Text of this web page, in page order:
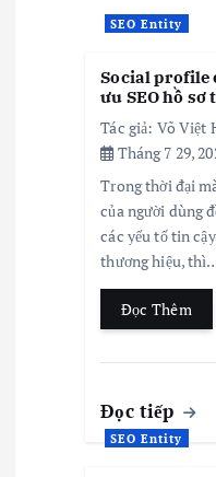
SEO Entity
Social profile
ưu SEO hồ sơ
Tác giả: Võ Việt
Tháng 7 29,
Trong thời đại
của người dùng
các yếu tố tin
thương hiệu,
Đọc Thêm
Đọc tiếp
SEO Entity